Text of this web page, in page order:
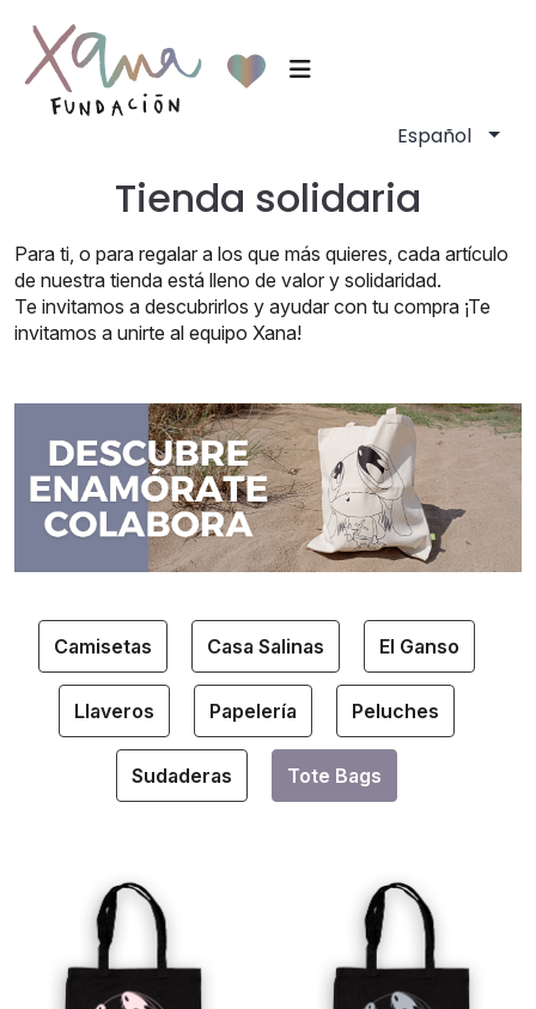
Tienda solidaria
Para ti, o para regalar a los que más quieres, cada artículo
de nuestra tienda está lleno de valor y solidaridad.
Te invitamos a descubrirlos y ayudar con tu compra ¡Te
invitamos a unirte al equipo Xana!
Camisetas Casa Salinas El Ganso
Llaveros Papelería Peluches
Sudaderas Tote Bags